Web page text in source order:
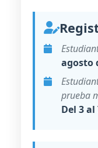
agosto
prueba
Del 3 al